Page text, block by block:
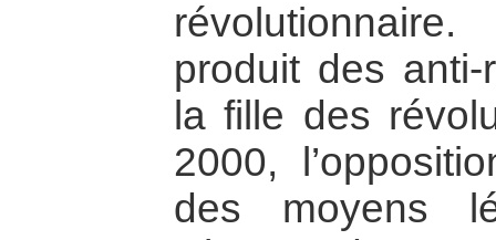
produit des anti-
la fille des
2000,
des moyens